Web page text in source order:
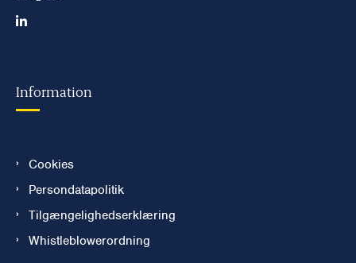
Information
Cookies
Persondatapolitik
Tilgængelighedserklæring
Whistleblowerordning